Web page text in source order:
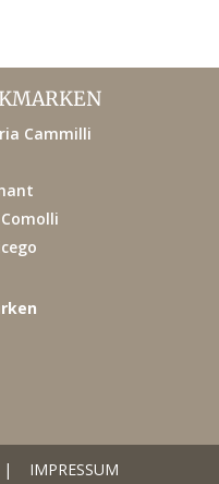
Cammilli
| IMPRESSUM